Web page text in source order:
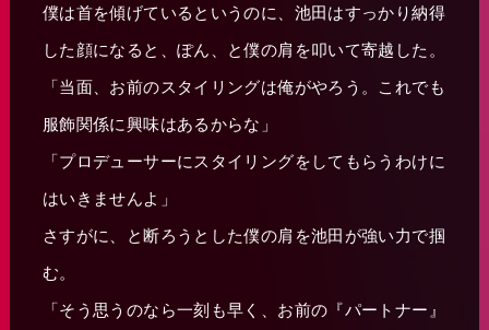
僕は首を傾げているというのに、池田はすっかり納得
した顔になると、ぽん、と僕の肩を叩いて寄越した。
「当面、お前のスタイリングは俺がやろう。これでも
服飾関係に興味はあるからな」
「プロデューサーにスタイリングをしてもらうわけに
はいきませんよ」
さすがに、と断ろうとした僕の肩を池田が強い力で掴
む。
「そう思うのなら一刻も早く、お前の『パートナー』